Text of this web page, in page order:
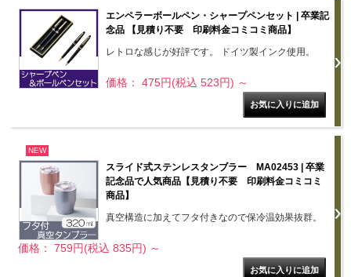
エンペラーボールペン・シャープペンセット | 卒業記
念品 【見積り不要 印刷料金コミコミ商品】
レトロな感じが好評です。 ドイツ製インク使用。
価格： 475円(税込 523円) ～
NEW
スライド式ステンレスタンブラー MA02453 | 卒業
記念品で人気商品【見積り不要 印刷料金コミコミ
商品】
真空構造に加えてフタ付きなので保冷温効果抜群。
価格： 759円(税込 835円) ～